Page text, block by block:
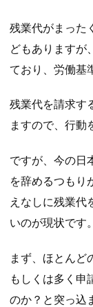
残業代がまった
どもありますが
ており、労働基
残業代を請求す
ますので、行動
ですが、今の日
を辞めるつもり
えなしに残業代
いのが現状です。
まず、ほとんど
もしくは多く申
のか？と突っ込